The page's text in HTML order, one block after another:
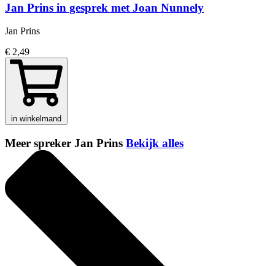
Jan Prins in gesprek met Joan Nunnely
Jan Prins
€ 2,49
in winkelmand
Meer spreker Jan Prins Bekijk alles